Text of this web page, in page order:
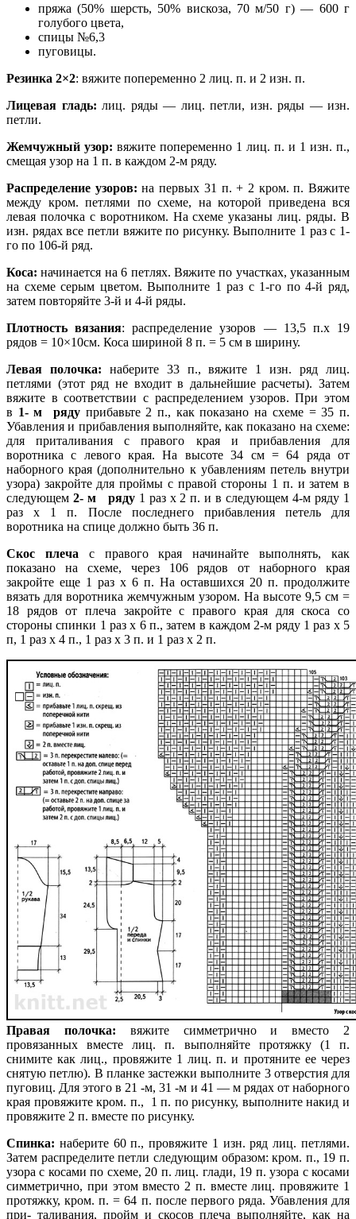
пряжа (50% шерсть, 50% вискоза, 70 м/50 г) — 600 г
голубого цвета,
спицы №6,3
пуговицы.
Резинка 2×2: вяжите попеременно 2 лиц. п. и 2 изн. п.
Лицевая гладь: лиц. ряды — лиц. петли, изн. ряды — изн.
петли.
Жемчужный узор: вяжите попеременно 1 лиц. п. и 1 изн. п.,
смещая узор на 1 п. в каждом 2-м ряду.
Распределение узоров: на первых 31 п. + 2 кром. п. Вяжите
между кром. петлями по схеме, на которой приведена вся
левая полочка с воротником. На схеме указаны лиц. ряды. В
изн. рядах все петли вяжите по рисунку. Выполните 1 раз с 1-
го по 106-й ряд.
Коса: начинается на 6 петлях. Вяжите по участках, указанным
на схеме серым цветом. Выполните 1 раз с 1-го по 4-й ряд,
затем повторяйте 3-й и 4-й ряды.
Плотность вязания: распределение узоров — 13,5 п.х 19
рядов = 10×10см. Коса шириной 8 п. = 5 см в ширину.
Левая полочка: наберите 33 п., вяжите 1 изн. ряд лиц.
петлями (этот ряд не входит в дальнейшие расчеты). Затем
вяжите в соответствии с распределением узоров. При этом
в 1- м рядуприбавьте 2 п., как показано на схеме = 35 п.
Убавления и прибавления выполняйте, как показано на схеме:
для приталивания с правого края и прибавления для
воротника с левого края. На высоте 34 см = 64 ряда от
наборного края (дополнительно к убавлениям петель внутри
узора) закройте для проймы с правой стороны 1 п. и затем в
следующем 2- м ряду1 раз х 2 п. и в следующем 4-м ряду 1
раз х 1 п. После последнего прибавления петель для
воротника на спице должно быть 36 п.
Скос плеча с правого края начинайте выполнять, как
показано на схеме, через 106 рядов от наборного края
закройте еще 1 раз х 6 п. На оставшихся 20 п. продолжите
вязать для воротника жемчужным узором. На высоте 9,5 см =
18 рядов от плеча закройте с правого края для скоса со
стороны спинки 1 раз х 6 п., затем в каждом 2-м ряду 1 раз х 5
п, 1 раз х 4 п., 1 раз х 3 п. и 1 раз х 2 п.
Правая полочка: вяжите симметрично и вместо 2
провязанных вместе лиц. п. выполняйте протяжку (1 п.
снимите как лиц., провяжите 1 лиц. п. и протяните ее через
снятую петлю). В планке застежки выполните 3 отверстия для
пуговиц. Для этого в 21 -м, 31 -м и 41 — м рядах от наборного
края провяжите кром. п., 1 п. по рисунку, выполните накид и
провяжите 2 п. вместе по рисунку.
Спинка: наберите 60 п., провяжите 1 изн. ряд лиц. петлями.
Затем распределите петли следующим образом: кром. п., 19 п.
узора с косами по схеме, 20 п. лиц. глади, 19 п. узора с косами
симметрично, при этом вместо 2 п. вместе лиц. провяжите 1
протяжку, кром. п. = 64 п. после первого ряда. Убавления для
при- таливания, пройм и скосов плеча выполняйте, как на